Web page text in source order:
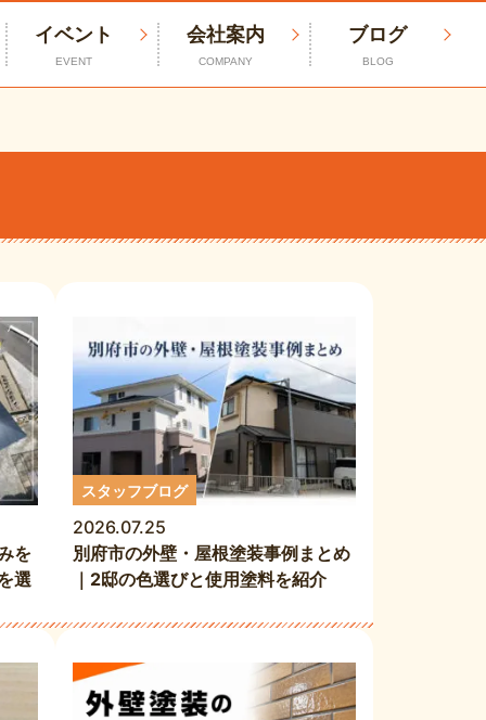
イベント
EVENT
会社案内
COMPANY
ブログ
BLOG
を
選
スタッフブログ
2026.07.25
別府市の外壁・屋根塗装事例まとめ
｜2邸の色選びと使用塗料を紹介